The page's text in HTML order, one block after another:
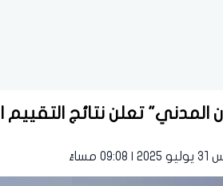
المدني" تعلن نتائج التقييم
مساءً